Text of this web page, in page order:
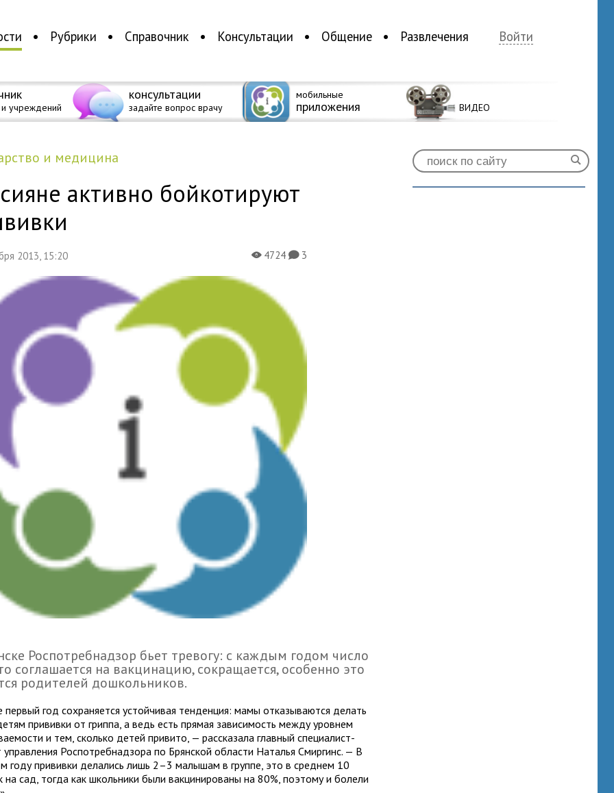
Рубрики Справочник Консультации Общение Развлечения Войти
и учреждений
консультации
задайте вопрос врачу
мобильные
приложения ВИДЕО
и медицина
активно бойкотируют
2013, 15:20 X4724K3
Роспотребнадзор бьет тревогу: с каждым годом число
соглашается на вакцинацию, сокращается, особенно это
родителей дошкольников.
первый год сохраняется устойчивая тенденция: мамы отказываются делать
прививки от гриппа, а ведь есть прямая зависимость между уровнем
и тем, сколько детей привито, — рассказала главный специалист-
управления Роспотребнадзора по Брянской области Наталья Смиргинс. — В
году прививки делались лишь 2–3 малышам в группе, это в среднем 10
на сад, тогда как школьники были вакцинированы на 80%, поэтому и болели